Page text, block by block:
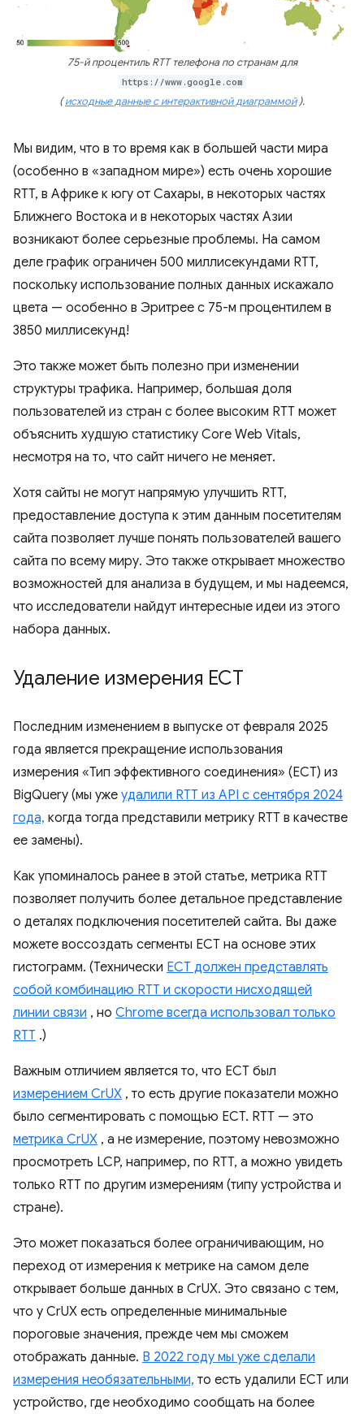
75-й процентиль RTT телефона по странам для
https://www.google.com
(исходные данные с интерактивной диаграммой).
Мы видим, что в то время как в большей части мира
(особенно в «западном мире») есть очень хорошие
RTT, в Африке к югу от Сахары, в некоторых частях
Ближнего Востока и в некоторых частях Азии
возникают более серьезные проблемы. На самом
деле график ограничен 500 миллисекундами RTT,
поскольку использование полных данных искажало
цвета — особенно в Эритрее с 75-м процентилем в
3850 миллисекунд!
Это также может быть полезно при изменении
структуры трафика. Например, большая доля
пользователей из стран с более высоким RTT может
объяснить худшую статистику Core Web Vitals,
несмотря на то, что сайт ничего не меняет.
Хотя сайты не могут напрямую улучшить RTT,
предоставление доступа к этим данным посетителям
сайта позволяет лучше понять пользователей вашего
сайта по всему миру. Это также открывает множество
возможностей для анализа в будущем, и мы надеемся,
что исследователи найдут интересные идеи из этого
набора данных.
Удаление измерения ECT
Последним изменением в выпуске от февраля 2025
года является прекращение использования
измерения «Тип эффективного соединения» (ECT) из
BigQuery (мы уже удалили RTT из API с сентября 2024
года, когда тогда представили метрику RTT в качестве
ее замены).
Как упоминалось ранее в этой статье, метрика RTT
позволяет получить более детальное представление
о деталях подключения посетителей сайта. Вы даже
можете воссоздать сегменты ECT на основе этих
гистограмм. (Технически ECT должен представлять
собой комбинацию RTT и скорости нисходящей
линии связи , но Chrome всегда использовал только
RTT .)
Важным отличием является то, что ECT был
измерением CrUX , то есть другие показатели можно
было сегментировать с помощью ECT. RTT — это
метрика CrUX , а не измерение, поэтому невозможно
просмотреть LCP, например, по RTT, а можно увидеть
только RTT по другим измерениям (типу устройства и
стране).
Это может показаться более ограничивающим, но
переход от измерения к метрике на самом деле
открывает больше данных в CrUX. Это связано с тем,
что у CrUX есть определенные минимальные
пороговые значения, прежде чем мы сможем
отображать данные. В 2022 году мы уже сделали
измерения необязательными, то есть удалили ECT или
устройство, где необходимо сообщать на более